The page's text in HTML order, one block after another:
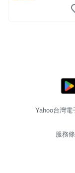
Yahoo台灣
服務